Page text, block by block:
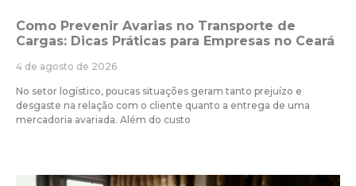
Como Prevenir Avarias no Transporte de
Cargas: Dicas Práticas para Empresas no Ceará
4 de agosto de 2026
No setor logístico, poucas situações geram tanto prejuízo e
desgaste na relação com o cliente quanto a entrega de uma
mercadoria avariada. Além do custo